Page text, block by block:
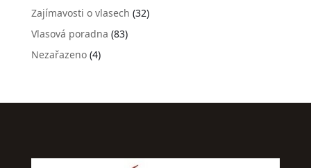
Zajímavosti o vlasech (32)
Vlasová poradna (83)
Nezařazeno(4)